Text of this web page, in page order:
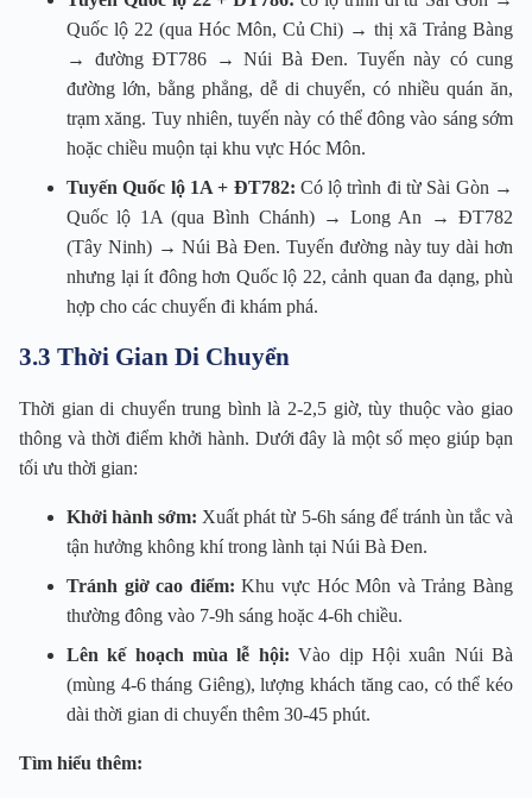
Quốc lộ 22 (qua Hóc Môn, Củ Chi) → thị xã Trảng Bàng
→ đường ĐT786 → Núi Bà Đen. Tuyến này có cung
đường lớn, bằng phẳng, dễ di chuyển, có nhiều quán ăn,
trạm xăng. Tuy nhiên, tuyến này có thể đông vào sáng sớm
hoặc chiều muộn tại khu vực Hóc Môn.
Tuyến Quốc lộ 1A + ĐT782: Có lộ trình đi từ Sài Gòn →
Quốc lộ 1A (qua Bình Chánh) → Long An → ĐT782
(Tây Ninh) → Núi Bà Đen. Tuyến đường này tuy dài hơn
nhưng lại ít đông hơn Quốc lộ 22, cảnh quan đa dạng, phù
hợp cho các chuyến đi khám phá.
3.3 Thời Gian Di Chuyển
Thời gian di chuyển trung bình là 2-2,5 giờ, tùy thuộc vào giao
thông và thời điểm khởi hành. Dưới đây là một số mẹo giúp bạn
tối ưu thời gian:
Khởi hành sớm: Xuất phát từ 5-6h sáng để tránh ùn tắc và
tận hưởng không khí trong lành tại Núi Bà Đen.
Tránh giờ cao điểm: Khu vực Hóc Môn và Trảng Bàng
thường đông vào 7-9h sáng hoặc 4-6h chiều.
Lên kế hoạch mùa lễ hội: Vào dịp Hội xuân Núi Bà
(mùng 4-6 tháng Giêng), lượng khách tăng cao, có thể kéo
dài thời gian di chuyển thêm 30-45 phút.
Tìm hiểu thêm: